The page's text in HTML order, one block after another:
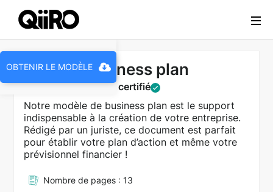
Webflow Homepage
OBTENIR LE MODÈLE
Modèle business plan
Document juridique certifié
Notre modèle de business plan est le support
indispensable à la création de votre entreprise.
Rédigé par un juriste, ce document est parfait
pour établir votre plan d’action et même votre
prévisionnel financier !
Nombre de pages : 13